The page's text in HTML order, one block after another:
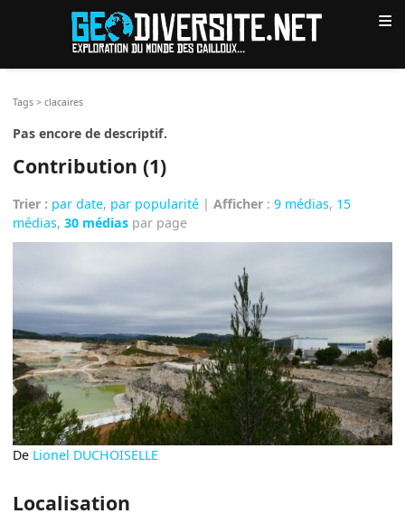
≡
Tags >clacaires
Pas encore de descriptif.
Contribution (1)
Trier : par date, par popularité |Afficher :9 médias, 15
médias,30 médias par page
De Lionel DUCHOISELLE
Localisation